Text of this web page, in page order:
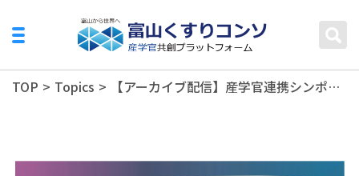
TOP > Topics > 【アーカイブ配信】産学官連携シンポジウム2022～富山からアカデミア発創薬シーズを世界へ届ける～